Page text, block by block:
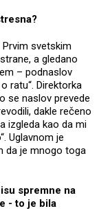
svetskim
a gledano
– podnaslov
ratu“. Direktorka
se naslov prevede
dakle rečeno
izgleda kao da mi
Uglavnom je
da je mnogo toga
spremne na
- to je bila